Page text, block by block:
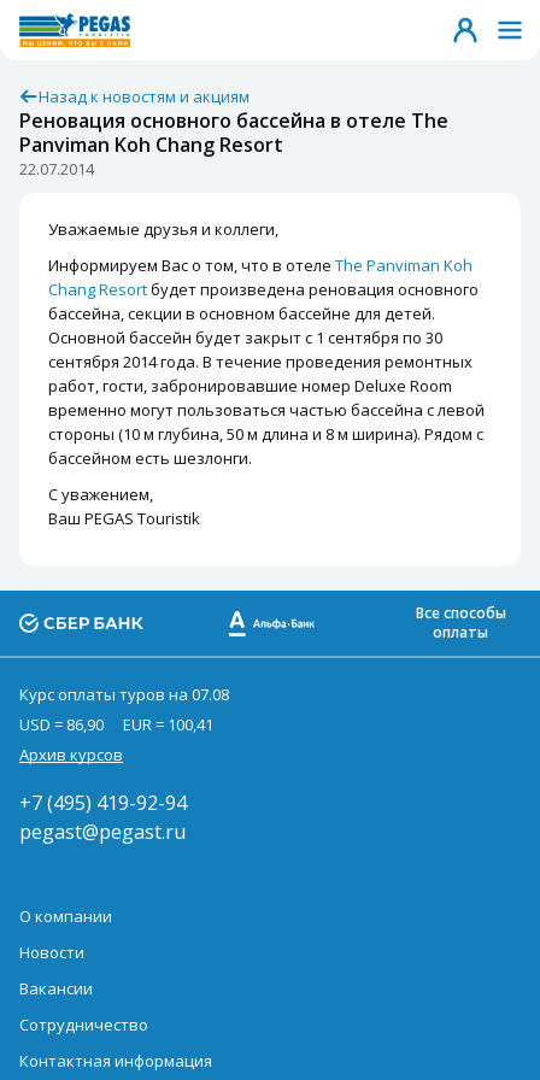
Назад к новостям и акциям
Реновация основного бассейна в отеле The
Panviman Koh Chang Resort
22.07.2014
Уважаемые друзья и коллеги,
Информируем Вас о том, что в отеле The Panviman Koh
Chang Resortбудет произведена реновация основного
бассейна, секции в основном бассейне для детей.
Основной бассейн будет закрыт с 1 сентября по 30
сентября 2014 года. В течение проведения ремонтных
работ, гости, забронировавшие номер Deluxe Room
временно могут пользоваться частью бассейна с левой
стороны (10 м глубина, 50 м длина и 8 м ширина). Рядом с
бассейном есть шезлонги.
С уважением,
Ваш PEGAS Touristik
Все способы
оплаты
Курс оплаты туров на 07.08
USD = 86,90
EUR = 100,41
Архив курсов
+7 (495) 419-92-94
pegast@pegast.ru
О компании
Новости
Вакансии
Сотрудничество
Контактная информация